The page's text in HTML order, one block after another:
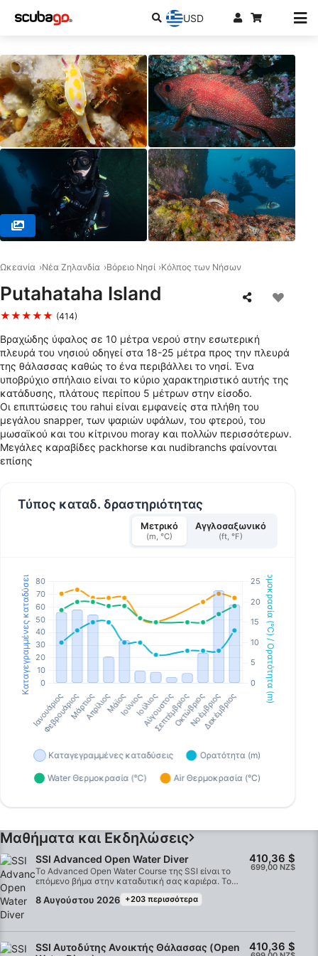
USD
Ωκεανία Νέα Ζηλανδία Βόρειο Νησί Κόλπος των Νήσων
Putahataha Island
★★★★★ (414)
Βραχώδης ύφαλος σε 10 μέτρα νερού στην εσωτερική
πλευρά του νησιού οδηγεί στα 18-25 μέτρα προς την πλευρά
της θάλασσας καθώς το ένα περιβάλλει το νησί. Ένα
υποβρύχιο σπήλαιο είναι το κύριο χαρακτηριστικό αυτής της
κατάδυσης, πλάτους περίπου 5 μέτρων στην είσοδο.
Οι επιπτώσεις του rahui είναι εμφανείς στα πλήθη του
μεγάλου snapper, των ψαριών υφάλων, του φτερού, του
μωσαϊκού και του κίτρινου moray και πολλών περισσότερων.
Μεγάλες καραβίδες packhorse και nudibranchs φαίνονται
επίσης
Τύπος καταδ. δραστηριότητας
Μετρικό
(m, °C)
Αγγλοσαξωνικό
(ft, °F)
Μαθήματα και Εκδηλώσεις
SSI Advanced Open Water Diver
Το Advanced Open Water Course της SSI είναι το
επόμενο βήμα στην καταδυτική σας καριέρα. Το
μάθημα αποτελείται από 5 καταδύσεις και μαζί μας
θα καταδυθείτε στα ναυάγια Rainbow Warrior και
για κάθε κατάδυση, ωστόσο, η έμφαση δίνεται στη
μάθηση μέσω της εμπειρίας. Δεν υπάρχουν τελικές
εξετάσεις όπως στο Open Water Course και αφού
8 Αυγούστου 2026 +203 περισσότερα
410,36 $
699,00 NZ$
SSI Αυτοδύτης Ανοικτής Θάλασσας (Open
410,36 $